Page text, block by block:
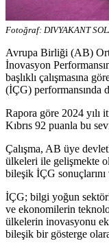
Fotoğraf: DIVYAKANT
Avrupa Birliği (AB)
İnovasyon
başlıklı çalışmasına
(İÇG) performansında
Rapora göre 2024 yılı
Kıbrıs 92 puanla bu
Çalışma, AB üye
ülkeleri ile gelişmekte
bileşik İÇG
İÇG; bilgi yoğun
ve ekonomilerin
ülkelerin inovasyonu
bileşik bir gösterge